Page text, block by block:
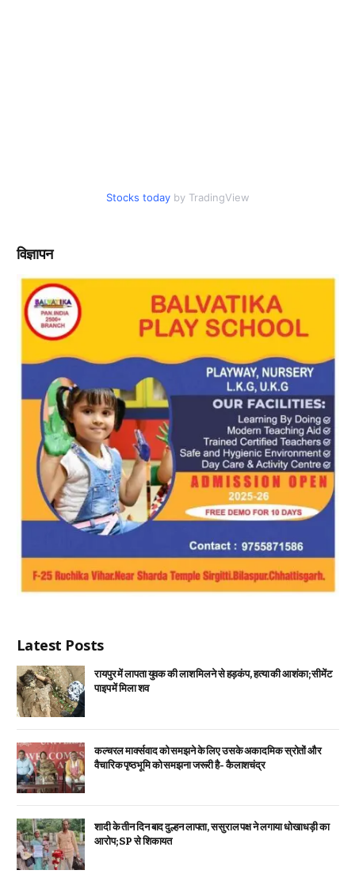
Stocks today by TradingView
विज्ञापन
Latest Posts
रायपुर में लापता युवक की लाश मिलने से हड़कंप, हत्या की आशंका; सीमेंट
पाइप में मिला शव
कल्चरल मार्क्सवाद को समझने के लिए उसके अकादमिक स्रोतों और
वैचारिक पृष्ठभूमि को समझना जरूरी है- कैलाशचंद्र
शादी के तीन दिन बाद दुल्हन लापता, ससुराल पक्ष ने लगाया धोखाधड़ी का
आरोप; SP से शिकायत